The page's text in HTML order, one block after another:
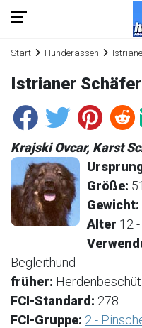
Start Hunderassen
Istrianer
Krajski Ovcar, Karst
Größe:
Gewicht:
Alter 12
Begleithund
früher:
FCI-Standard: 278
FCI-Gruppe: 2 -